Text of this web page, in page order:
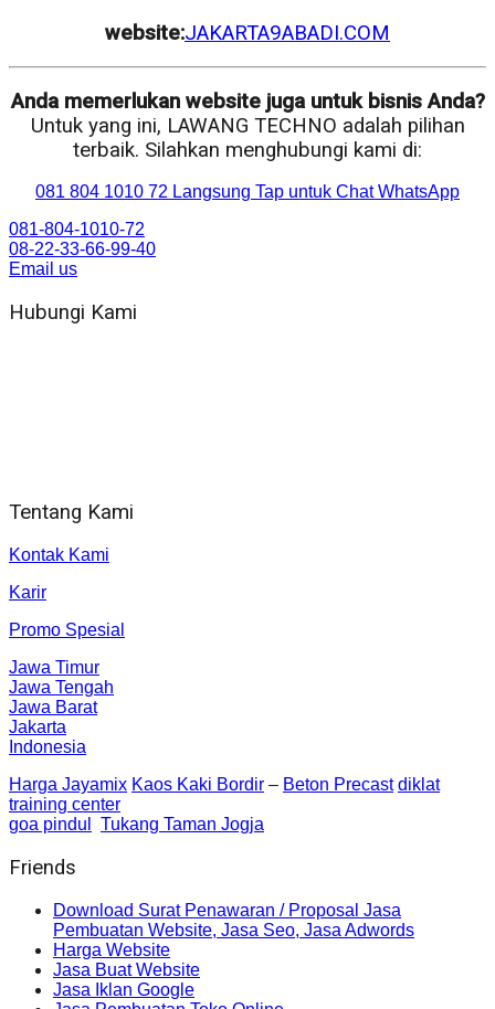
website:JAKARTA9ABADI.COM
Anda memerlukan website juga untuk bisnis Anda?
Untuk yang ini, LAWANG TECHNO adalah pilihan
terbaik. Silahkan menghubungi kami di:
081 804 1010 72 Langsung Tap untuk Chat WhatsApp
081-804-1010-72
08-22-33-66-99-40
Email us
Hubungi Kami
Tentang Kami
Kontak Kami
Karir
Promo Spesial
Jawa Timur
Jawa Tengah
Jawa Barat
Jakarta
Indonesia
Harga Jayamix Kaos Kaki Bordir – Beton Precast diklat
training center
goa pindul
Tukang Taman Jogja
Friends
Download Surat Penawaran / Proposal Jasa
Pembuatan Website, Jasa Seo, Jasa Adwords
Harga Website
Jasa Buat Website
Jasa Iklan Google